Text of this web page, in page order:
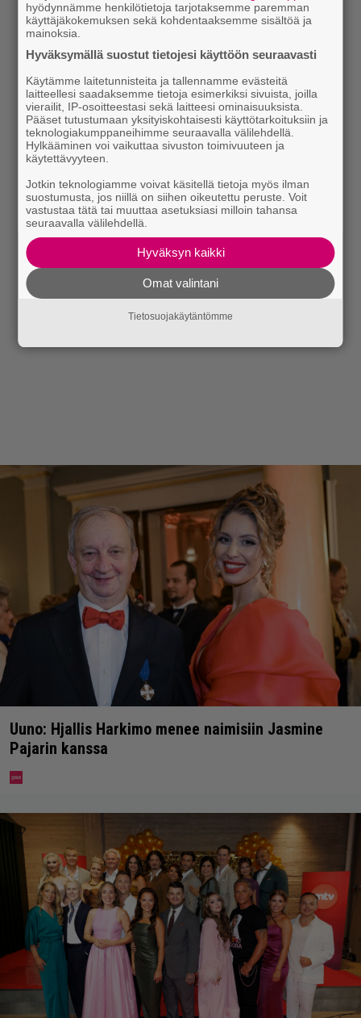
Uuno: Hjallis Harkimo menee naimisiin Jasmine
Pajarin kanssa
hyödynnämme henkilötietoja tarjotaksemme paremman
käyttäjäkokemuksen sekä kohdentaaksemme sisältöä ja
mainoksia.
Hyväksymällä suostut tietojesi käyttöön seuraavasti
Käytämme laitetunnisteita ja tallennamme evästeitä
laitteellesi saadaksemme tietoja esimerkiksi sivuista, joilla
vierailit, IP-osoitteestasi sekä laitteesi ominaisuuksista.
Pääset tutustumaan yksityiskohtaisesti käyttötarkoituksiin ja
teknologiakumppaneihimme seuraavalla välilehdellä.
Hylkääminen voi vaikuttaa sivuston toimivuuteen ja
käytettävyyteen.
Jotkin teknologiamme voivat käsitellä tietoja myös ilman
suostumusta, jos niillä on siihen oikeutettu peruste. Voit
vastustaa tätä tai muuttaa asetuksiasi milloin tahansa
seuraavalla välilehdellä.
Hyväksyn kaikki
Omat valintani
Tietosuojakäytäntömme